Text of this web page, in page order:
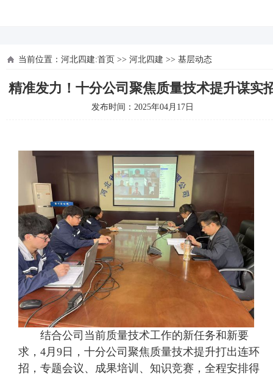
当前位置： 河北四建:首页 >> 河北四建 >> 基层动态
精准发力！十分公司聚焦质量技术提升谋实
发布时间：2025年04月17日
结合公司当前质量技术工作的新任务和新要
求，4月9日，十分公司聚焦质量技术提升打出连环
招，专题会议、成果培训、知识竞赛，全程安排得